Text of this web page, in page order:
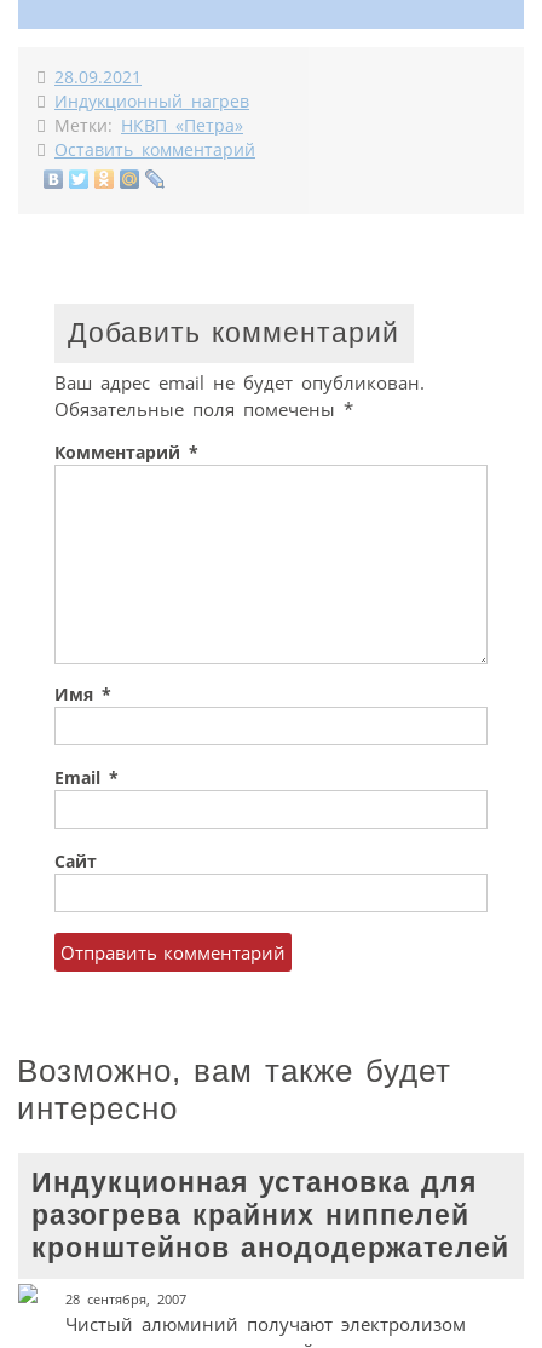
28.09.2021
Индукционный нагрев
Метки: НКВП «Петра»
Оставить комментарий
Добавить комментарий
Ваш адрес email не будет опубликован.
Обязательные поля помечены *
Комментарий *
Имя *
Email *
Сайт
Возможно, вам также будет
интересно
Индукционная установка для
разогрева крайних ниппелей
кронштейнов анододержателей
28 сентября, 2007
Чистый алюминий получают электролизом